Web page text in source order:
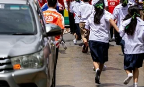
thu, ép buộc
tạo công bố
định từ năm học